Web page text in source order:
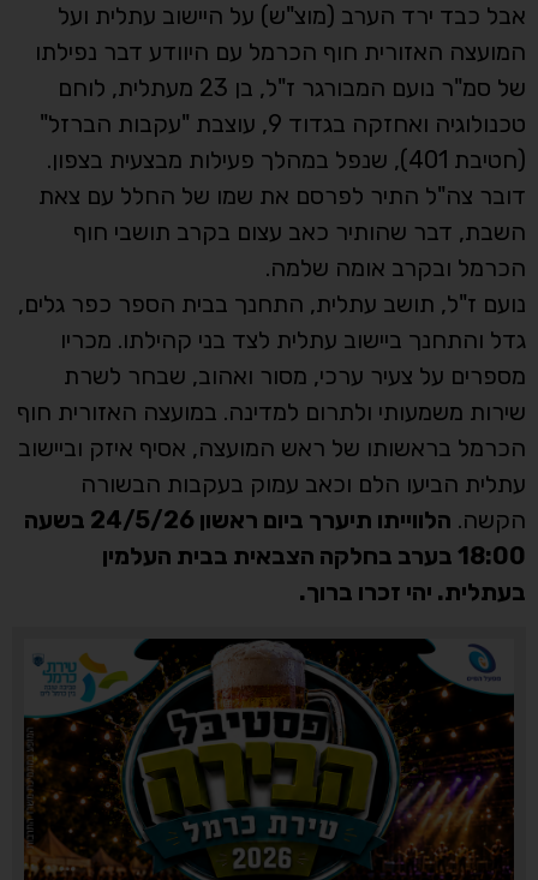
אבל כבד ירד הערב (מוצ"ש) על היישוב עתלית ועל
המועצה האזורית חוף הכרמל עם היוודע דבר נפילתו
של סמ"ר נועם המבורגר ז"ל, בן 23 מעתלית, לוחם
טכנולוגיה ואחזקה בגדוד 9, עוצבת "עקבות הברזל"
(חטיבת 401), שנפל במהלך פעילות מבצעית בצפון.
דובר צה"ל התיר לפרסם את שמו של החלל עם צאת
השבת, דבר שהותיר כאב עצום בקרב תושבי חוף
הכרמל ובקרב אומה שלמה.
נועם ז"ל, תושב עתלית, התחנך בבית הספר כפר גלים,
גדל והתחנך ביישוב עתלית לצד בני קהילתו. מכריו
מספרים על צעיר ערכי, מסור ואהוב, שבחר לשרת
שירות משמעותי ולתרום למדינה. במועצה האזורית חוף
הכרמל בראשותו של ראש המועצה, אסיף איזק וביישוב
עתלית הביעו הלם וכאב עמוק בעקבות הבשורה
הקשה.
הלווייתו תיערך ביום ראשון 24/5/26 בשעה
18:00 בערב בחלקה הצבאית בבית העלמין
בעתלית. יהי זכרו ברוך.